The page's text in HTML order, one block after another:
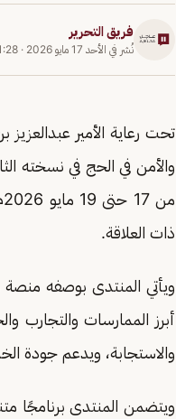
فريق التحرير
نُشر في الأحد 17 مايو 2026 ·
تحت رعاية الأمير
والأمن في الحج في نسخته
ذات العلاقة.
ويأتي المنتدى بوصفه
أبرز الممارسات والتجارب
والاستجابة، ويدعم جودة